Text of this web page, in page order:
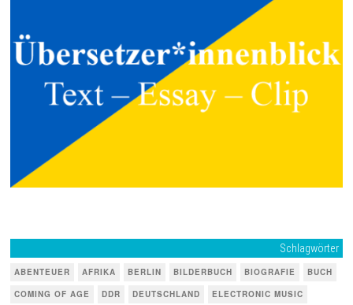
Schlagwörter
ABENTEUER AFRIKA BERLIN BILDERBUCH BIOGRAFIE
BUCH
COMING OF AGE
DDR DEUTSCHLAND
ELECTRONIC MUSIC